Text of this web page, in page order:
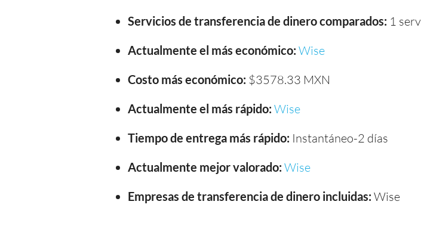
Servicios de transferencia de dinero comparados: 1
Actualmente el más económico: Wise
Costo más económico: $3578.33 MXN
Actualmente el más rápido: Wise
Tiempo de entrega más rápido: Instantáneo-2 días
Actualmente mejor valorado: Wise
Empresas de transferencia de dinero incluidas: Wise